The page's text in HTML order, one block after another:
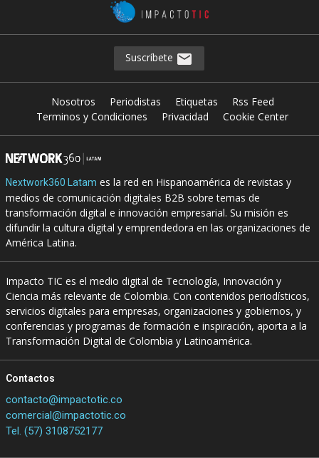
Suscríbete
Nosotros Periodistas Etiquetas
Rss Feed
Terminos y Condiciones
Privacidad Cookie Center
Nextwork360 Latam es la red en Hispanoamérica de revistas y
medios de comunicación digitales B2B sobre temas de
transformación digital e innovación empresarial. Su misión es
difundir la cultura digital y emprendedora en las organizaciones de
América Latina.
Impacto TIC es el medio digital de Tecnología, Innovación y
Ciencia más relevante de Colombia. Con contenidos periodísticos,
servicios digitales para empresas, organizaciones y gobiernos, y
conferencias y programas de formación e inspiración, aporta a la
Transformación Digital de Colombia y Latinoamérica.
Contactos
contacto@impactotic.co
comercial@impactotic.co
Tel. (57) 3108752177